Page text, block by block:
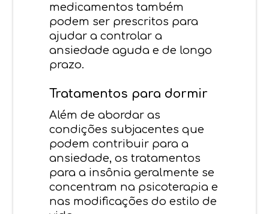
medicamentos também
podem ser prescritos para
ajudar a controlar a
ansiedade aguda e de longo
prazo.
Tratamentos para dormir
Além de abordar as
condições subjacentes que
podem contribuir para a
ansiedade, os tratamentos
para a insônia geralmente se
concentram na psicoterapia e
nas modificações do estilo de